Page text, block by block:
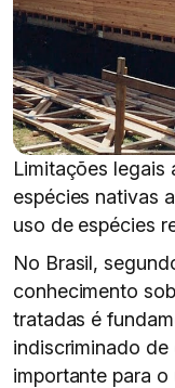
Limitações legais
espécies nativas
uso de espécies
No Brasil,
conhecimento
tratadas é
indiscriminado de
importante para